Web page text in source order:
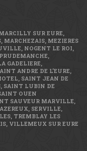
SUR EURE,
MEZIERES
NOGENT LE ROI,
GADELIERE,
ANDRE DE L’EURE,
SAINT JEAN DE
SAINT LUBIN DE
OUEN
SAUVEUR MARVILLE,
SERVILLE,
TREMBLAY LES
VILLEMEUX SUR EURE